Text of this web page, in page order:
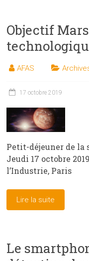
Objectif
AFAS
17 octobre 2019
Petit-déjeuner de la
Jeudi 17 octobre
l’Industrie, Paris
Lire la suite
Le